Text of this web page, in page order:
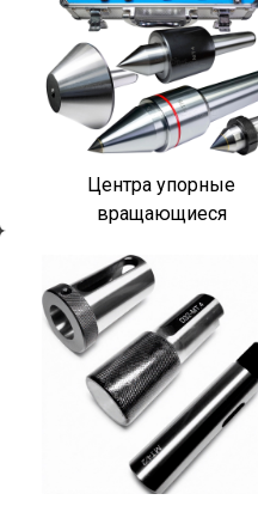
Центра упорные
вращающиеся